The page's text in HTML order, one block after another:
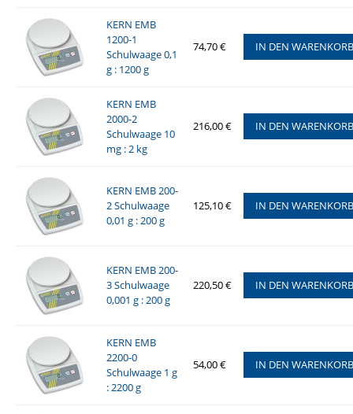
KERN EMB
1200-1
Schulwaage 0,1
g : 1200 g
74,70 € IN DEN WARENKORB
KERN EMB
2000-2
Schulwaage 10
mg : 2 kg
216,00 € IN DEN WARENKORB
KERN EMB 200-
2 Schulwaage
0,01 g : 200 g
125,10 € IN DEN WARENKORB
KERN EMB 200-
3 Schulwaage
0,001 g : 200 g
220,50 € IN DEN WARENKORB
KERN EMB
2200-0
Schulwaage 1 g
: 2200 g
54,00 € IN DEN WARENKORB